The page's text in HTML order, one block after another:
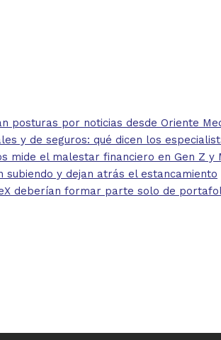
posturas por noticias desde Oriente
y de seguros: qué dicen los
mide el malestar financiero en Gen Z y
subiendo y dejan atrás el estancamiento
deberían formar parte solo de